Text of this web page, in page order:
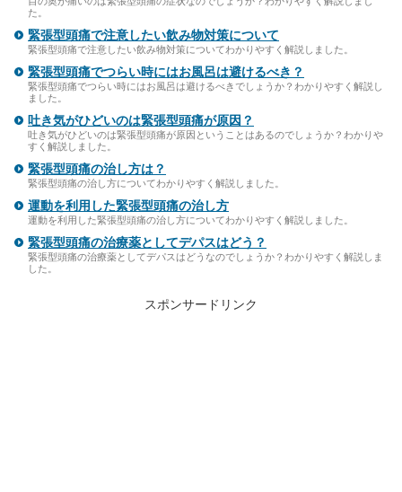
た。
緊張型頭痛で注意したい飲み物対策について
緊張型頭痛で注意したい飲み物対策についてわかりやすく解説しました。
緊張型頭痛でつらい時にはお風呂は避けるべき？
緊張型頭痛でつらい時にはお風呂は避けるべきでしょうか？わかりやすく解説し
ました。
吐き気がひどいのは緊張型頭痛が原因？
吐き気がひどいのは緊張型頭痛が原因ということはあるのでしょうか？わかりや
すく解説しました。
緊張型頭痛の治し方は？
緊張型頭痛の治し方についてわかりやすく解説しました。
運動を利用した緊張型頭痛の治し方
運動を利用した緊張型頭痛の治し方についてわかりやすく解説しました。
緊張型頭痛の治療薬としてデパスはどう？
緊張型頭痛の治療薬としてデパスはどうなのでしょうか？わかりやすく解説しま
した。
スポンサードリンク